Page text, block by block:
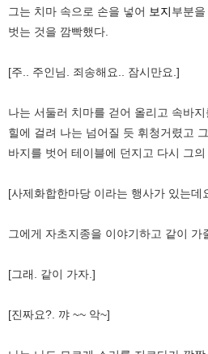
그는 치마 속으로 손을 넣어 보지부분
벗는 것을 깜빡했다.
[주.. 주인님. 죄송해요.. 잠시만요.]
나는 서둘러 치마를 걷어 올리고 속바
힐에 걸려 나는 넘어질 듯 휘청거렸고
바지를 벗어 테이블에 던지고 다시 그
[사제화합한마당 이라는 행사가 있는데
그에게 자초지종을 이야기하고 같이 가
[그래. 같이 가자.]
[진짜요?. 꺄 ~~ 악~]